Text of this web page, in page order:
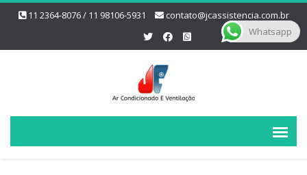
11 2364-8076 / 11 98106-5931 contato@jcassistencia.com.br
Whatsapp